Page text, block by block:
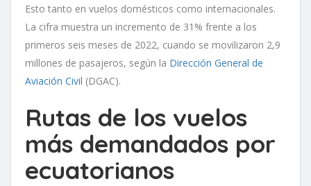
Esto tanto en vuelos domésticos como internacionales.
La cifra muestra un incremento de 31% frente a los
primeros seis meses de 2022, cuando se movilizaron 2,9
millones de pasajeros, según la Dirección General de
Aviación Civil (DGAC).
Rutas de los vuelos
más demandados por
ecuatorianos